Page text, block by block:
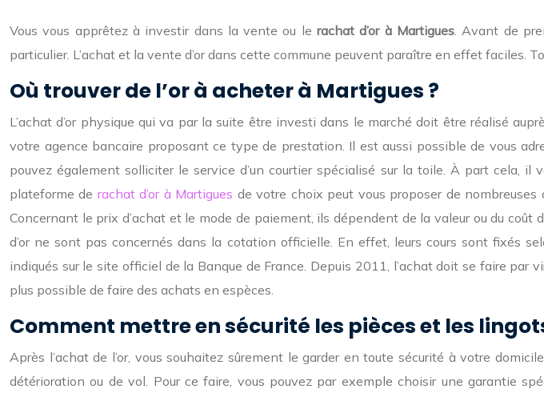
Vous vous apprêtez à investir dans la vente ou le rachat d’or à Martigues. Avant de
particulier. L’achat et la vente d’or dans cette commune peuvent paraître en effet faciles.
Où trouver de l’or à acheter à Martigues ?
L’achat d’or physique qui va par la suite être investi dans le marché doit être réalisé
votre agence bancaire proposant ce type de prestation. Il est aussi possible de vous
pouvez également solliciter le service d’un courtier spécialisé sur la toile. À part cela,
plateforme de rachat d’or à Martigues de votre choix peut vous proposer de
Concernant le prix d’achat et le mode de paiement, ils dépendent de la valeur ou du
d’or ne sont pas concernés dans la cotation officielle. En effet, leurs cours sont fixés
indiqués sur le site officiel de la Banque de France. Depuis 2011, l’achat doit se faire par
plus possible de faire des achats en espèces.
Comment mettre en sécurité les pièces et les
Après l’achat de l’or, vous souhaitez sûrement le garder en toute sécurité à votre
détérioration ou de vol. Pour ce faire, vous pouvez par exemple choisir une garantie